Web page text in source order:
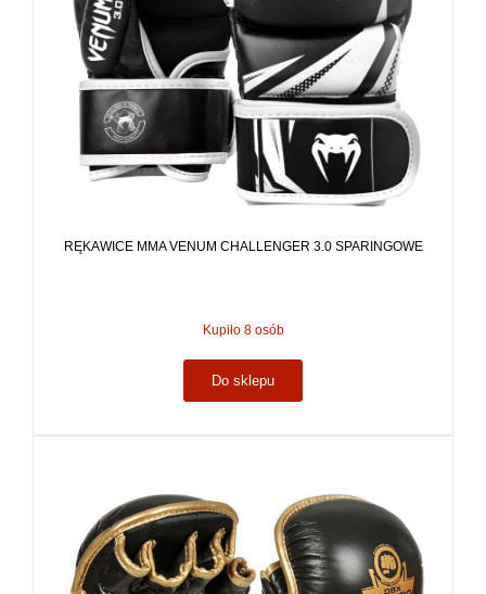
RĘKAWICE MMA VENUM CHALLENGER 3.0 SPARINGOWE
Kupiło 8 osób
Do sklepu